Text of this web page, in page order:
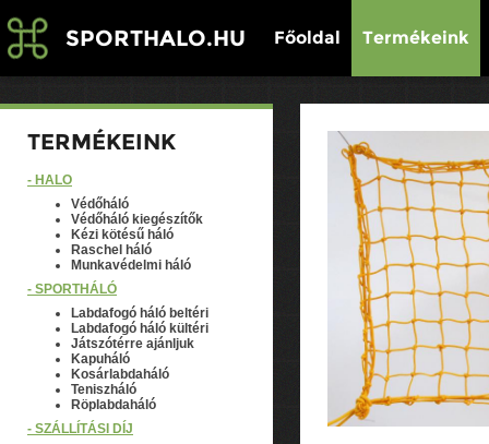
SPORTHALO.HU Főoldal Termékeink
TERMÉKEINK
- HÁLÓ
Védőháló
Védőháló kiegészítők
Kézi kötésű háló
Raschel háló
Munkavédelmi háló
- SPORTHÁLÓ
Labdafogó háló beltéri
Labdafogó háló kültéri
Játszótérre ajánljuk
Kapuháló
Kosárlabdaháló
Teniszháló
Röplabdaháló
- SZÁLLÍTÁSI DÍJ